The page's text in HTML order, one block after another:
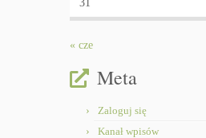
31
« cze
Meta
Zaloguj się
Kanał wpisów